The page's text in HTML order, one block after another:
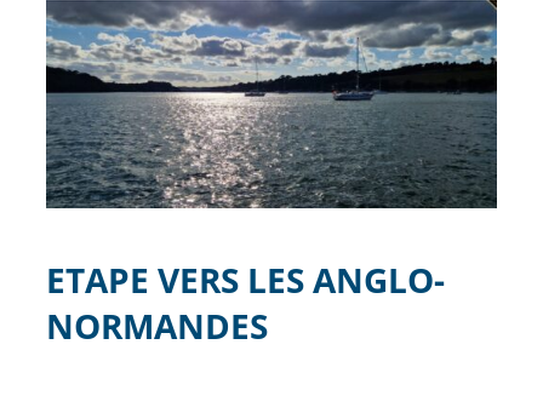
ETAPE VERS LES ANGLO-
NORMANDES